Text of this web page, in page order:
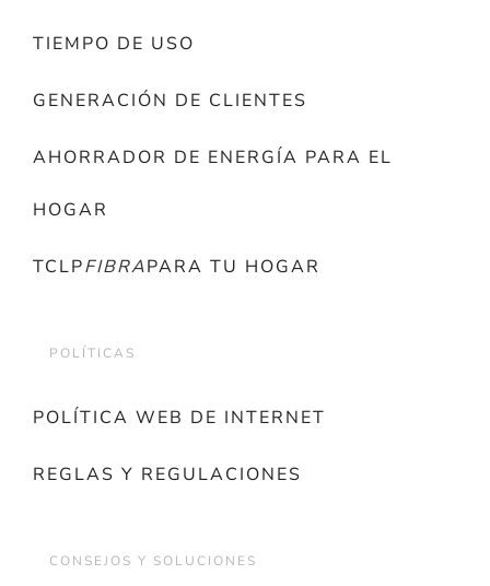
TIEMPO DE USO
GENERACIÓN DE CLIENTES
AHORRADOR DE ENERGÍA PARA EL
HOGAR
TCLPFIBRAPARA TU HOGAR
POLÍTICAS
POLÍTICA WEB DE INTERNET
REGLAS Y REGULACIONES
CONSEJOS Y SOLUCIONES